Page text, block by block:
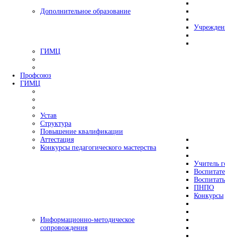
Дополнительное образование
ГИМЦ
Профсоюз
ГИМЦ
Устав
Структура
Повышение квалификации
Аттестация
Конкурсы педагогического мастерства
Учитель
ПНПО
Конкурсы
Информационно-методическое
сопровождения